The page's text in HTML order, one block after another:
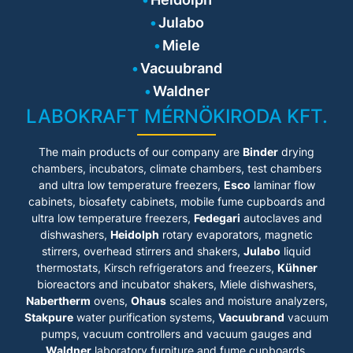
Julabo
Miele
Vacuubrand
Waldner
LABOKRAFT MÉRNÖKIRODA KFT.
The main products of our company are Binder drying
chambers, incubators, climate chambers, test chambers
and ultra low temperature freezers, Esco laminar flow
cabinets, biosafety cabinets, mobile fume cupboards and
ultra low temperature freezers, Fedegari autoclaves and
dishwashers, Heidolph rotary evaporators, magnetic
stirrers, overhead stirrers and shakers, Julabo liquid
thermostats, Kirsch refrigerators and freezers, Kühner
bioreactors and incubator shakers, Miele dishwashers,
Nabertherm ovens, Ohausscales and moisture analyzers,
Stakpure water purification systems, Vacuubrand vacuum
pumps, vacuum controllers and vacuum gauges and
Waldnerlaboratory furniture and fume cupboards.